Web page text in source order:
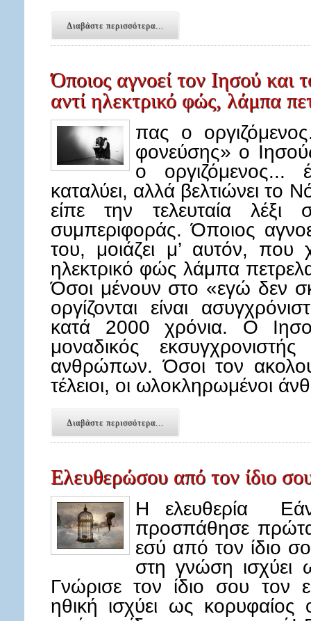
Διαβάστε περισσότερα...
Όποιος αγνοεί τον Ιησού και
αντί ηλεκτρικό φώς, λάμπα
πας ο
φονεύσης» ο
ο
καταλύει, αλλά βελτιώνει το
είπε την τελευταία
συμπεριφοράς. Όποιος
του, μοιάζει μ’ αυτόν, που
ηλεκτρικό φώς λάμπα
Όσοι μένουν στο «εγώ δεν
οργίζονται είναι
κατά 2000 χρόνια. Ο
μοναδικός
ανθρώπων. Όσοι τον
τέλειοι, οι ωλοκληρωμένοι
Διαβάστε περισσότερα...
Ελευθερώσου από τον ίδιο
Η ελευθερία Εάν
προσπάθησε
εσύ από τον ίδιο
στη γνώση ισχύει
Γνώρισε τον ίδιο σου
ηθική ισχύει ως